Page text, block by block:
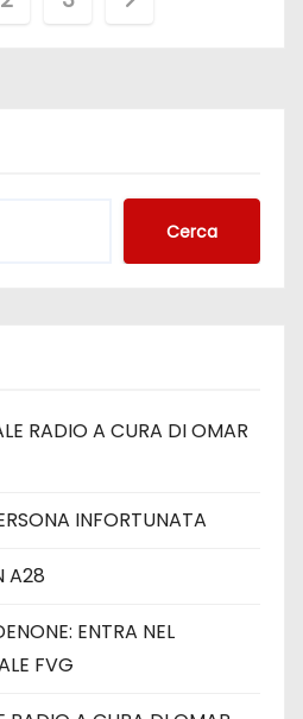
Cerca
RADIO A CURA DI OMAR
INFORTUNATA
A28
ENTRA NEL
FVG